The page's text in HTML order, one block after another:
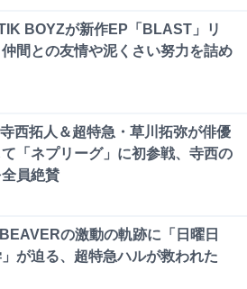
BOYZが新作EP「BLAST」リ
仲間との友情や泥くさい努力を詰め
西拓人＆超特急・草川拓弥が俳優
「ネプリーグ」に初参戦、寺西の
員絶賛
の激動の軌跡に「日曜日
が迫る、超特急ハルが救われた